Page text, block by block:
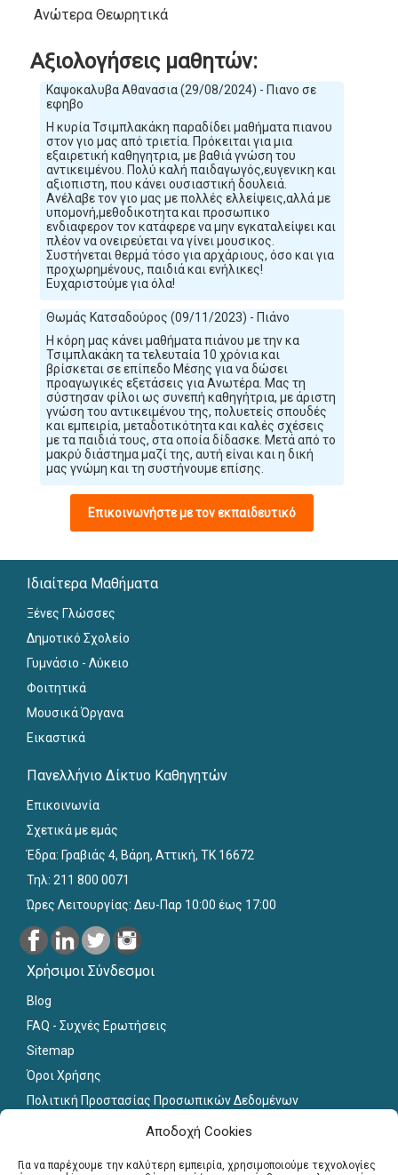
Αποδοχή Cookies
Για να παρέχουμε την καλύτερη εμπειρία, χρησιμοποιούμε τεχνολογίες
Ανώτερα Θεωρητικά
Αξιολογήσεις μαθητών:
Καψοκαλυβα Αθανασια (29/08/2024) - Πιανο σε
εφηβο
Η κυρία Τσιμπλακάκη παραδίδει μαθήματα πιανου
στον γιο μας από τριετία. Πρόκειται για μια
εξαιρετική καθηγητρια, με βαθιά γνώση του
αντικειμένου. Πολύ καλή παιδαγωγός,ευγενικη και
αξιοπιστη, που κάνει ουσιαστική δουλειά.
Ανέλαβε τον γιο μας με πολλές ελλείψεις,αλλά με
υπομονή,μεθοδικοτητα και προσωπικο
ενδιαφερον τον κατάφερε να μην εγκαταλείψει και
πλέον να ονειρεύεται να γίνει μουσικος.
Συστήνεται θερμά τόσο για αρχάριους, όσο και για
προχωρημένους, παιδιά και ενήλικες!
Ευχαριστούμε για όλα!
Θωμάς Κατσαδούρος (09/11/2023) - Πιάνο
Η κόρη μας κάνει μαθήματα πιάνου με την κα
Τσιμπλακάκη τα τελευταία 10 χρόνια και
βρίσκεται σε επίπεδο Μέσης για να δώσει
προαγωγικές εξετάσεις για Ανωτέρα. Μας τη
σύστησαν φίλοι ως συνεπή καθηγήτρια, με άριστη
γνώση του αντικειμένου της, πολυετείς σπουδές
και εμπειρία, μεταδοτικότητα και καλές σχέσεις
με τα παιδιά τους, στα οποία δίδασκε. Μετά από το
μακρύ διάστημα μαζί της, αυτή είναι και η δική
μας γνώμη και τη συστήνουμε επίσης.
Επικοινωνήστε με τον εκπαιδευτικό
Ιδιαίτερα Μαθήματα
Ξένες Γλώσσες
Δημοτικό Σχολείο
Γυμνάσιο - Λύκειο
Φοιτητικά
Μουσικά Όργανα
Εικαστικά
Πανελλήνιο Δίκτυο Καθηγητών
Επικοινωνία
Σχετικά με εμάς
Έδρα: Γραβιάς 4, Βάρη, Αττική, ΤΚ 16672
Τηλ: 211 800 0071
Ώρες Λειτουργίας: Δευ-Παρ 10:00 έως 17:00
Χρήσιμοι Σύνδεσμοι
Blog
FAQ - Συχνές Ερωτήσεις
Sitemap
Όροι Χρήσης
Πολιτική Προστασίας Προσωπικών Δεδομένων
Για εκπαιδευτικούς